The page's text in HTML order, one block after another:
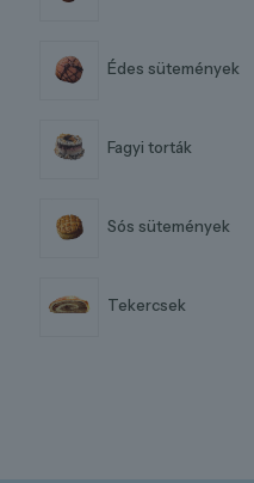
Édes sütemények
Fagyi torták
Sós sütemények
Tekercsek